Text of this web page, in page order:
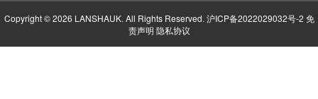
Copyright © 2026 LANSHAUK. All Rights Reserved. 沪ICP备2022029032号-2 免
责声明 隐私协议